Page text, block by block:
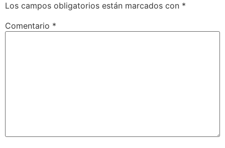
Los campos obligatorios están marcados con *
Comentario *